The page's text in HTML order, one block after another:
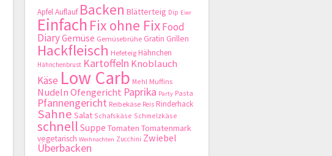
ApfelAuflauf Backen Blätterteig Dip Eier
Einfach Fix ohne FixFood
DiaryGemüse Gemüsebrühe Gratin Grillen
Hackfleisch Hefeteig Hähnchen
Hähnchenbrust Kartoffeln Knoblauch
Käse Low Carb Mehl Muffins
NudelnOfengericht Paprika Party Pasta
Pfannengericht Reibekäse Reis Rinderhack
Sahne Salat Schafskäse Schmelzkäse
schnell Suppe Tomaten Tomatenmark
vegetarisch Weihnachten Zucchini Zwiebel
Überbacken